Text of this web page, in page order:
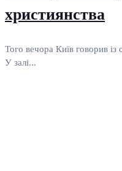
християнства
Того вечора Київ говорив
У залі...